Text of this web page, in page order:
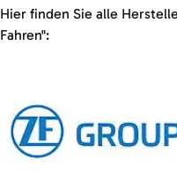
Hier finden Sie alle
Fahren":